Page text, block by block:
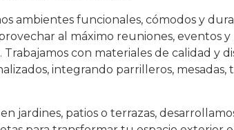
ambientes funcionales, cómodos y
al máximo reuniones, eventos
Trabajamos con materiales de calidad y
integrando parrilleros, mesadas,
en jardines, patios o terrazas,